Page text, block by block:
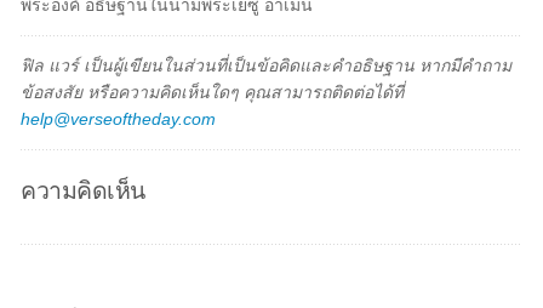
พระองค์ อธิษฐานในนามพระเยซู อาเมน
ฟิล แวร์ เป็นผู้เขียนในส่วนที่เป็นข้อคิดและคำอธิษฐาน หากมีคำถาม
ข้อสงสัย หรือความคิดเห็นใดๆ คุณสามารถติดต่อได้ที่
help@verseoftheday.com
ความคิดเห็น